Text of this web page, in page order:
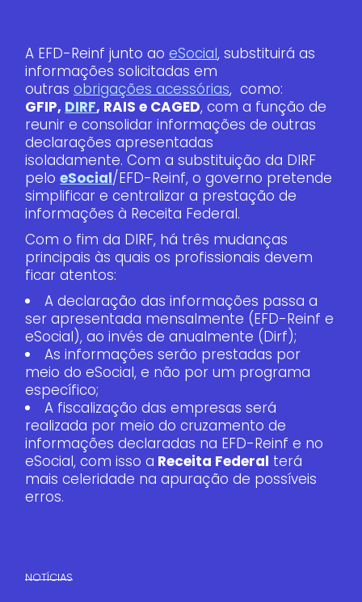
A EFD-Reinf junto aoeSocial, substituirá as
informações solicitadas em
outrasobrigações acessórias, como:
GFIP, DIRF, RAIS e CAGED, com a função de
reunir e consolidar informações de outras
declarações apresentadas
isoladamente. Com a substituição da DIRF
peloeSocial/EFD-Reinf, o governo pretende
simplificar e centralizar a prestação de
informações à Receita Federal.
Com o fim da DIRF, há três mudanças
principais às quais os profissionais devem
ficar atentos:
A declaração das informações passa a
ser apresentada mensalmente (EFD-Reinf e
eSocial), ao invés de anualmente (Dirf);
As informações serão prestadas por
meio do eSocial, e não por um programa
específico;
A fiscalização das empresas será
realizada por meio do cruzamento de
informações declaradas na EFD-Reinf e no
eSocial, com isso a Receita Federal terá
mais celeridade na apuração de possíveis
erros.
NOTÍCIAS